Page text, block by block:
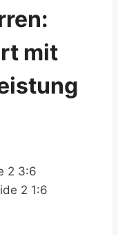
mit
2 3:6
2 1:6